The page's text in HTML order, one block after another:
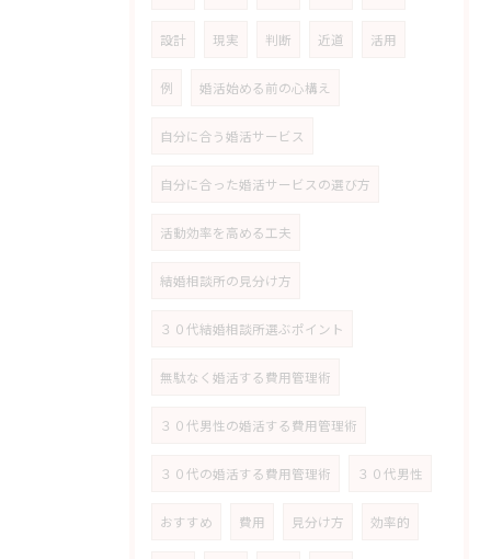
設計 現実 判断 近道 活用
例 婚活始める前の心構え
自分に合う婚活サービス
自分に合った婚活サービスの選び方
活動効率を高める工夫
結婚相談所の見分け方
３０代結婚相談所選ぶポイント
無駄なく婚活する費用管理術
３０代男性の婚活する費用管理術
３０代の婚活する費用管理術 ３０代男性
おすすめ 費用 見分け方 効率的